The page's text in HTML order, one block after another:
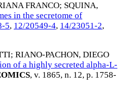
FRANCO; SQUINA,
in the secretome of
5, 12/20549-4, 14/23051-2,
; RIANO-PACHON, DIEGO
of a highly secreted alpha-L-
, v. 1865, n. 12, p. 1758-